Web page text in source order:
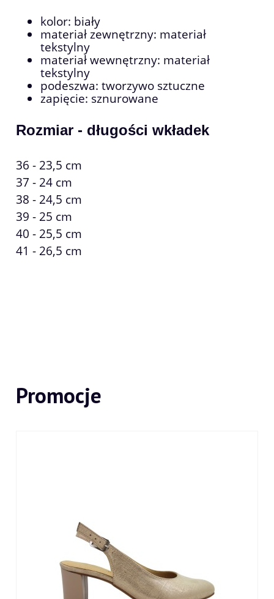
kolor: biały
materiał zewnętrzny: materiał
tekstylny
materiał wewnętrzny: materiał
tekstylny
podeszwa: tworzywo sztuczne
zapięcie: sznurowane
Rozmiar - długości wkładek
36 - 23,5 cm
37 - 24 cm
38 - 24,5 cm
39 - 25 cm
40 - 25,5 cm
41 - 26,5 cm
Promocje